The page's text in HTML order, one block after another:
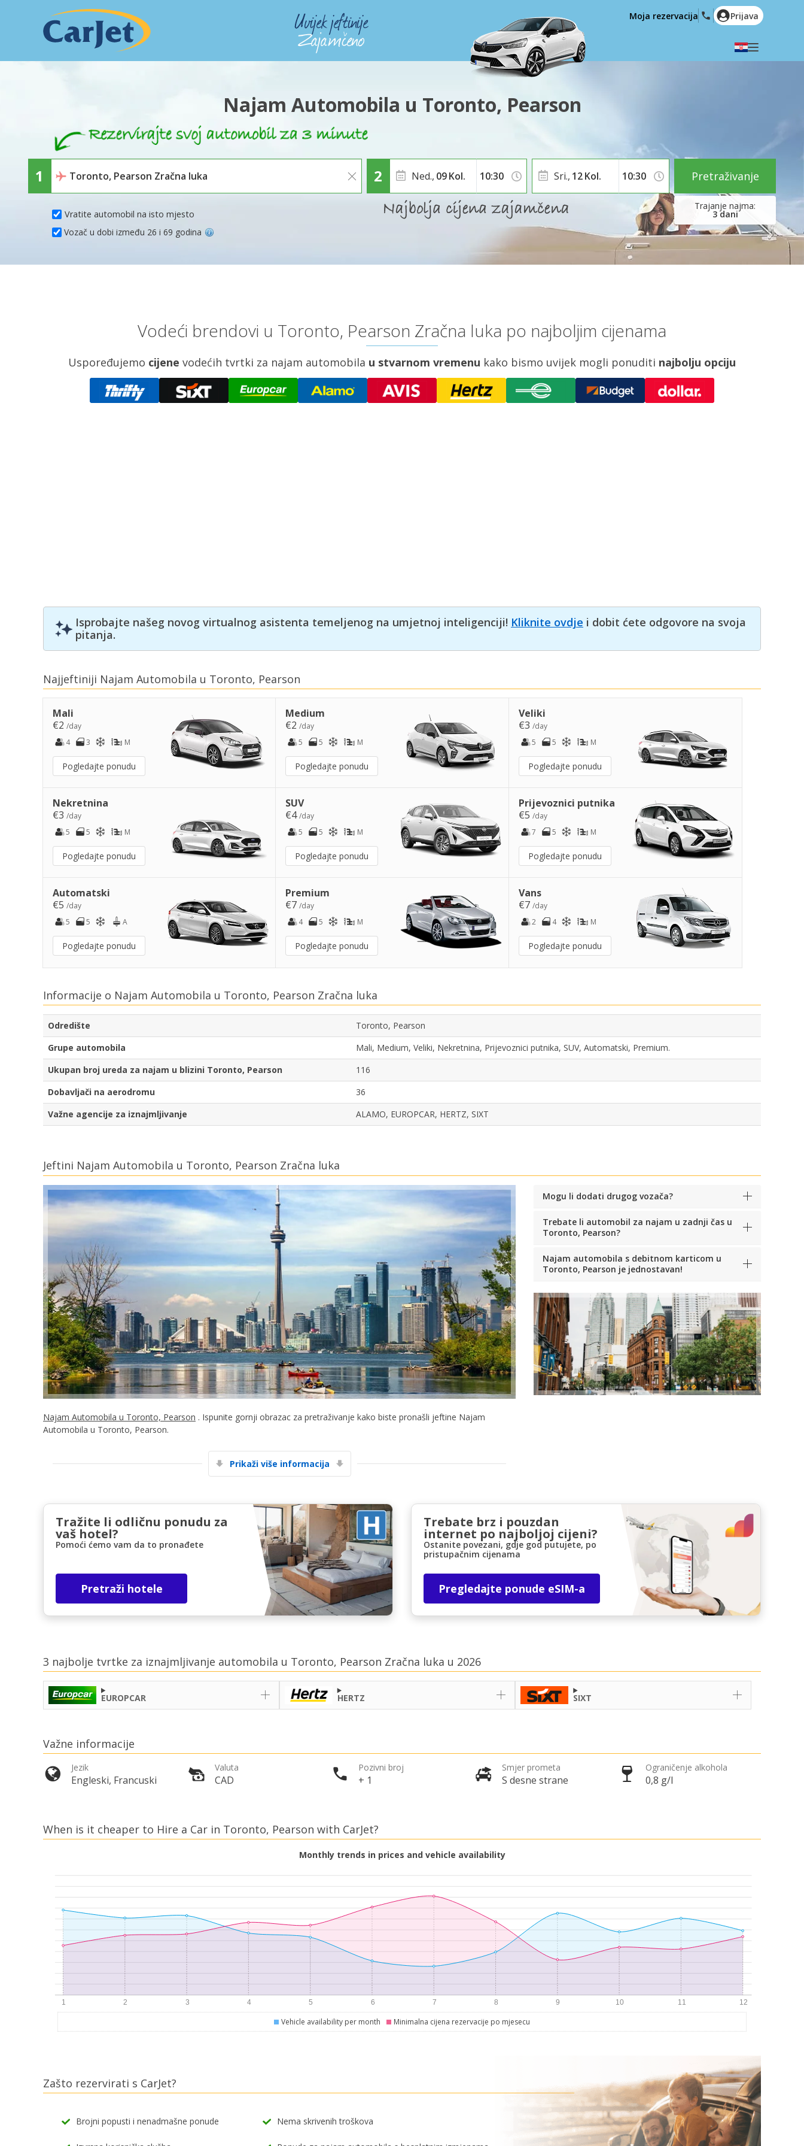
Posebni popusti
Pristupite ekskluzivnim ponudama naših
dobavljača
Prijava putem eLinka
English (US)
Polski
Türkçe
Română
Ελληνικά
Hrvatski
العربية
Moja rezervacija Prijava
Najam Automobila u Toronto, Pearson
Vratite automobil na isto mjesto
Ned., 09Kol.
3 dani
Sri., 12Kol.
Vozač u dobi između 26 i 69 godina
Pretraživanje
Vodeći brendovi u Toronto, Pearson Zračna luka po najboljim cijenama
Uspoređujemo cijene vodećih tvrtki za najam automobila u stvarnom vremenu kako bismo uvijek mogli ponuditi najbolju opciju
Isprobajte našeg novog virtualnog asistenta temeljenog na umjetnoj inteligenciji! Kliknite ovdje i dobit ćete odgovore na svoja
pitanja.
Najjeftiniji Najam Automobila u Toronto, Pearson
Mali
€2 /day
4
3 M
Pogledajte ponudu
Medium
€2/day
5
5 M
Pogledajte ponudu
Veliki
€3 /day
5
5 M
Pogledajte ponudu
Nekretnina
€3 /day
5
5 M
Pogledajte ponudu
SUV
€4/day
5
5 M
Pogledajte ponudu
Prijevoznici putnika
€5 /day
7
5 M
Pogledajte ponudu
Automatski
€5 /day
5
5 A
Pogledajte ponudu
Premium
€7/day
4
5 M
Pogledajte ponudu
Vans
€7 /day
2
4 M
Pogledajte ponudu
Informacije o Najam Automobila u Toronto, Pearson Zračna luka
Odredište
Toronto, Pearson
Grupe automobila
Mali, Medium, Veliki, Nekretnina, Prijevoznici putnika, SUV, Automatski, Premium.
Ukupan broj ureda za najam u blizini Toronto, Pearson
116
Dobavljači na aerodromu
36
Važne agencije za iznajmljivanje
ALAMO, EUROPCAR, HERTZ, SIXT
Jeftini Najam Automobila u Toronto, Pearson Zračna luka
Najam Automobila u Toronto, Pearson . Ispunite gornji obrazac za pretraživanje kako biste pronašli jeftine Najam
Automobila u Toronto, Pearson.
Prikaži više informacija
Mogu li dodati drugog vozača?
Trebate li automobil za najam u zadnji čas u
Toronto, Pearson?
Najam automobila s debitnom karticom u
Toronto, Pearson je jednostavan!
Tražite li odličnu ponudu za
vaš hotel?
Pomoći ćemo vam da to pronađete
Pretraži hotele
Trebate brz i pouzdan
internet po najboljoj cijeni?
Ostanite povezani, gdje god putujete, po
pristupačnim cijenama
Pregledajte ponude eSIM-a
3 najbolje tvrtke za iznajmljivanje automobila u Toronto, Pearson Zračna luka u 2026
EUROPCAR HERTZ SIXT
Važne informacije
Jezik
Engleski, Francuski
Valuta
CAD
Pozivni broj
+ 1
Smjer prometa
S desne strane
Ograničenje alkohola
0,8 g/l
When is it cheaper to Hire a Car in Toronto, Pearson with CarJet?
Monthly trends in prices and vehicle availability
Vehicle availability per month Minimalna cijena rezervacije po mjesecu
Zašto rezervirati s CarJet?
Brojni popusti i nenadmašne ponude Nema skrivenih troškova